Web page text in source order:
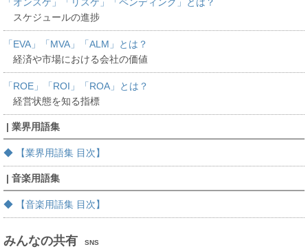
スケジュールの進捗
「EVA」「MVA」「ALM」とは？
経済や市場における会社の価値
「ROE」「ROI」「ROA」とは？
経営状態を知る指標
| 業界用語集
◆ 【業界用語集 目次】
| 音楽用語集
◆ 【音楽用語集 目次】
みんなの共有 SNS